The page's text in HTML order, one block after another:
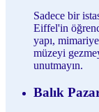
Sadece bir
Eiffel'in
yapı,
müzeyi
unutmayın.
Balık